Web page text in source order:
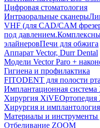
Цифровая стоматология
Интраоральные сканеры
VHF (для CAD/CAM
под давлением.
элайнеровПечи для обжига
Аппарат Vector, Durr Dental
Модели Vector Paro +
Гигиена и профилактика
FITODENT для полости рта
Имплантационная
Хирургия XiVEОртопедия
Хирургия и имплантология
Материалы и инструменты
Отбеливание ZOOM